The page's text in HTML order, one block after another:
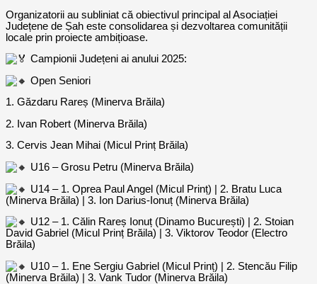
Organizatorii au subliniat că obiectivul principal al Asociației
Județene de Șah este consolidarea și dezvoltarea comunității
locale prin proiecte ambițioase.
Campionii Județeni ai anului 2025:
Open Seniori
1. Găzdaru Rareș (Minerva Brăila)
2. Ivan Robert (Minerva Brăila)
3. Cervis Jean Mihai (Micul Prinț Brăila)
U16 – Grosu Petru (Minerva Brăila)
U14 – 1. Oprea Paul Angel (Micul Prinț) | 2. Bratu Luca
(Minerva Brăila) | 3. Ion Darius-Ionuț (Minerva Brăila)
U12 – 1. Călin Rareș Ionuț (Dinamo București) | 2. Stoian
David Gabriel (Micul Prinț Brăila) | 3. Viktorov Teodor (Electro
Brăila)
U10 – 1. Ene Sergiu Gabriel (Micul Prinț) | 2. Stencău Filip
(Minerva Brăila) | 3. Vank Tudor (Minerva Brăila)